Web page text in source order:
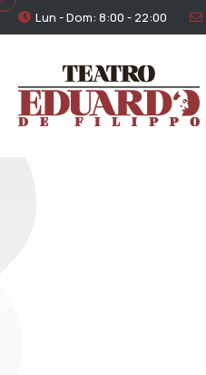
Lun - Dom: 8:00 - 22:00